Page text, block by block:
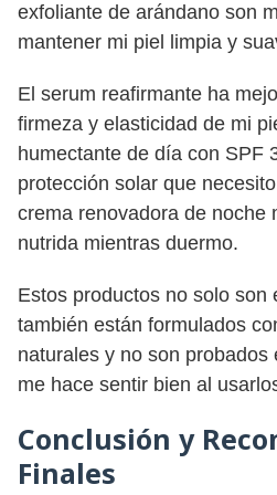
exfoliante de arándano son
mantener mi piel limpia y
El serum reafirmante ha
firmeza y elasticidad de mi
humectante de día con SPF
protección solar que
crema renovadora de noche
nutrida mientras duermo.
Estos productos no solo son
también están formulados
naturales y no son probados
me hace sentir bien al
Conclusión y
Finales